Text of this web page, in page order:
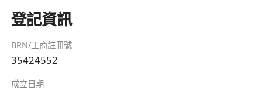
登記資訊
BRN/工商註冊號
35424552
成立日期